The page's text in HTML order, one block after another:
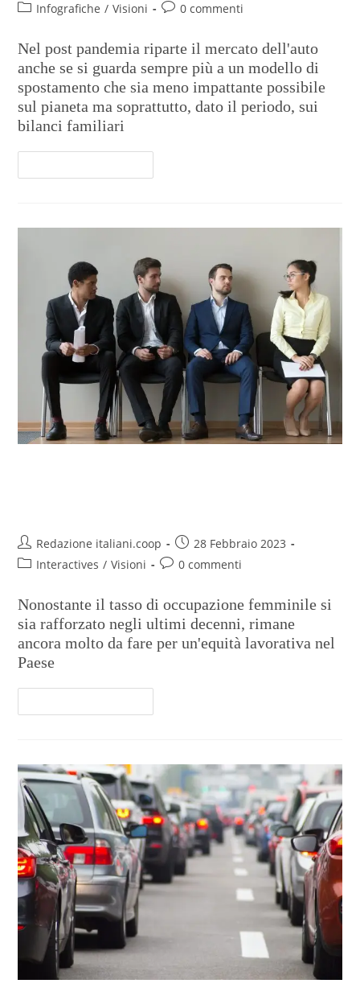
Infografiche / Visioni 0 commenti
Nel post pandemia riparte il mercato dell'auto
anche se si guarda sempre più a un modello di
spostamento che sia meno impattante possibile
sul pianeta ma soprattutto, dato il periodo, sui
bilanci familiari
Redazione italiani.coop
28 Febbraio 2023
Interactives / Visioni 0 commenti
Nonostante il tasso di occupazione femminile si
sia rafforzato negli ultimi decenni, rimane
ancora molto da fare per un'equità lavorativa nel
Paese